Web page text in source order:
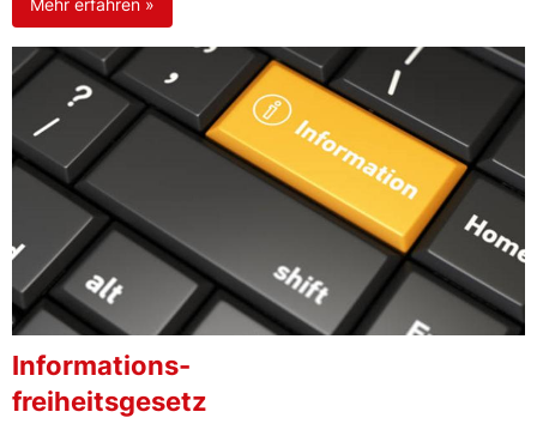
Informations-
freiheitsgesetz